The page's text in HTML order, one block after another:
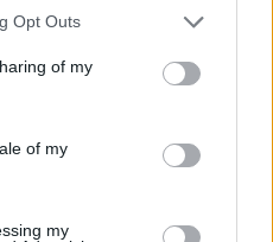
uses one or more Google
behaviour. You may click to
and its third-party tags to
purposes in below Google
Opt Outs
of my
of my
my